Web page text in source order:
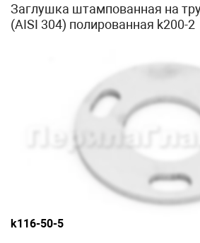
Заглушка штампованная на
(AISI 304) полированная k200-2
k116-50-5